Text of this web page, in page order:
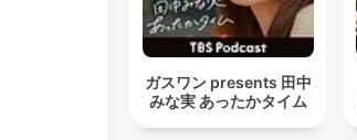
ガスワン presents 田中
みな実 あったかタイム